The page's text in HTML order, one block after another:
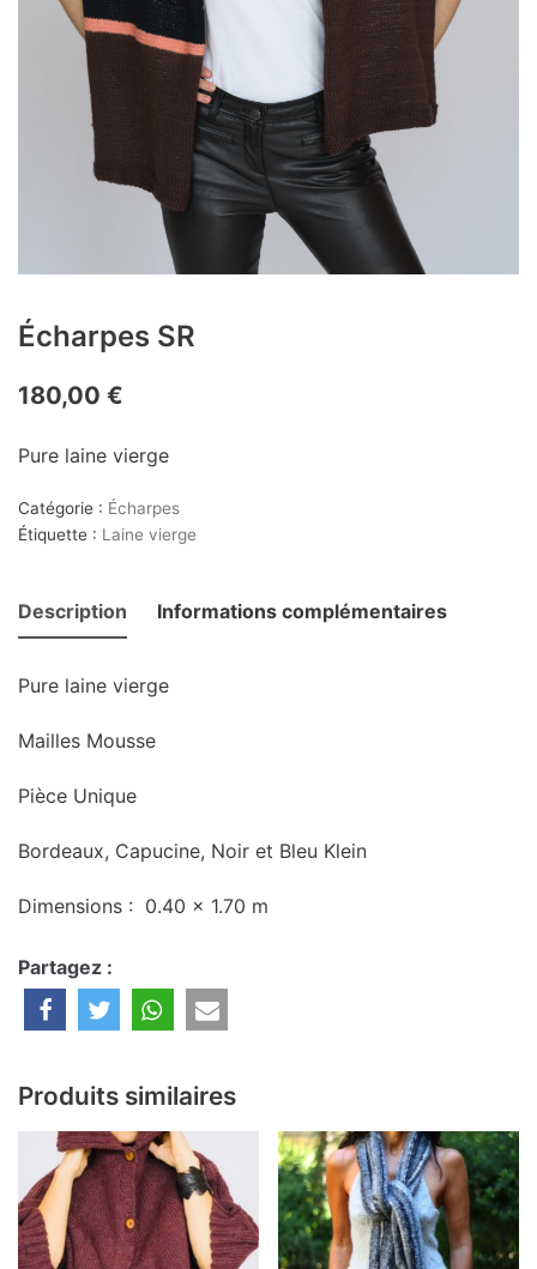
Écharpes SR
180,00 €
Pure laine vierge
Catégorie : Écharpes
Étiquette : Laine vierge
Description Informations complémentaires
Pure laine vierge
Mailles Mousse
Pièce Unique
Bordeaux, Capucine, Noir et Bleu Klein
Dimensions : 0.40 x 1.70 m
Partagez :
Produits similaires